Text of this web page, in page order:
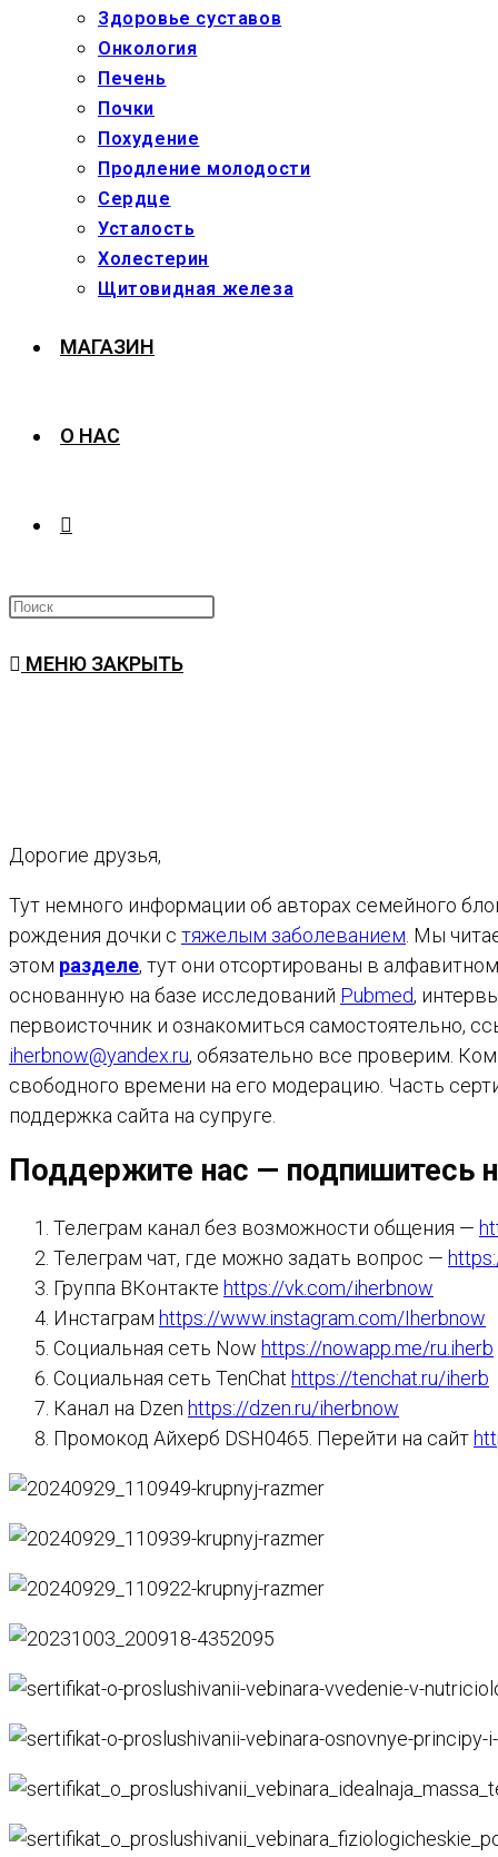
Здоровье суставов
Онкология
Печень
Почки
Похудение
Продление молодости
Сердце
Усталость
Холестерин
Щитовидная железа
МАГАЗИН
О НАС
ПЕРЕКЛЮЧИТЬ
ПОИСК
МЕНЮ ЗАКРЫТЬ
Дорогие друзья,
Тут немного информации об авторах семейного
рождения дочки с тяжелым заболеванием . Мы
этом разделе, тут они отсортированы в
основанную на базе исследований Pubmed,
первоисточник и ознакомиться самостоятельно,
iherbnow@yandex.ru, обязательно все проверим.
свободного времени на его модерацию. Часть
поддержка сайта на супруге.
Поддержите нас — подпишитесь
Телеграм канал без возможности общения —
Телеграм чат, где можно задать вопрос —
Группа ВКонтакте https://vk.com/iherbnow
Инстаграм https://www.instagram.com/Iherbnow
Социальная сеть Now https://nowapp.me/ru.iherb
Социальная сеть TenChat https://tenchat.ru/iherb
Канал на Dzen https://dzen.ru/iherbnow
Промокод Айхерб DSH0465. Перейти на сайт